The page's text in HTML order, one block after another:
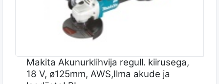
Makita Akunurklihvija regull. kiirusega,
18 V, ø125mm, AWS,Ilma akude ja